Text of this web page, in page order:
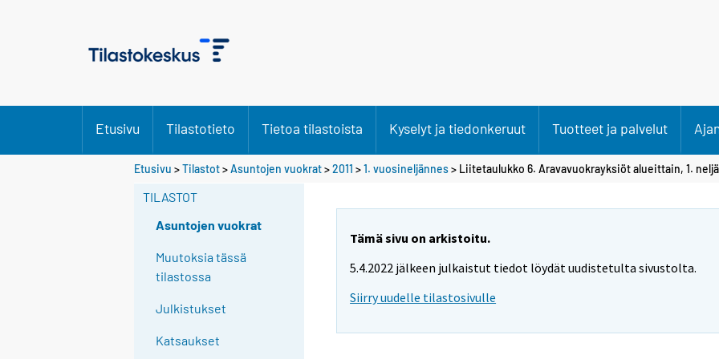
Etusivu Tilastotieto Tietoa tilastoista Kyselyt ja tiedonkeruut Tuotteet ja palvelut
Etusivu >Tilastot>Asuntojen vuokrat>2011 >1. vuosineljännes> Liitetaulukko 6. Aravavuokrayksiöt alueittain, 1.
TILASTOT
Asuntojen vuokrat
Muutoksia tässä
tilastossa
Julkistukset
Katsaukset
Tämä sivu on arkistoitu.
5.4.2022 jälkeen julkaistut tiedot löydät uudistetulta sivustolta.
Siirry uudelle tilastosivulle